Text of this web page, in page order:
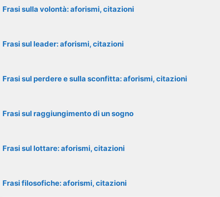
Frasi sulla volontà: aforismi, citazioni
Frasi sul leader: aforismi, citazioni
Frasi sul perdere e sulla sconfitta: aforismi, citazioni
Frasi sul raggiungimento di un sogno
Frasi sul lottare: aforismi, citazioni
Frasi filosofiche: aforismi, citazioni